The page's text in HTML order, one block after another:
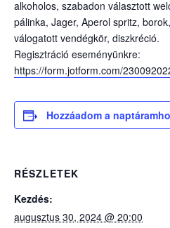
alkoholos, szabadon választott
pálinka, Jager, Aperol spritz,
válogatott vendégkör, diszkréció.
Regisztráció eseményünkre:
https://form.jotform.com/
Hozzáadom a
RÉSZLETEK
Kezdés:
augusztus 30, 2024 @ 20:00